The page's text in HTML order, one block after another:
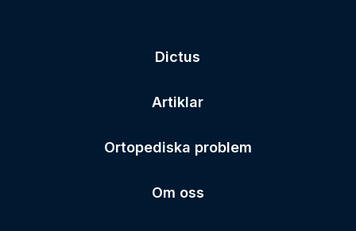
Dictus
Artiklar
Ortopediska problem
Om oss